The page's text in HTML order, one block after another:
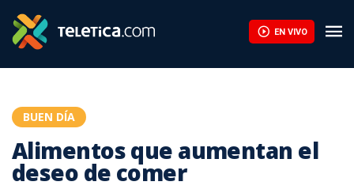
EN VIVO
BUEN DÍA
Alimentos que aumentan el
deseo de comer